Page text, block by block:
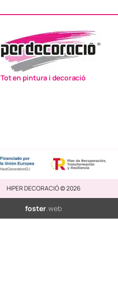
Tot en pintura i decoració
HIPER DECORACIÓ © 2026
foster.web